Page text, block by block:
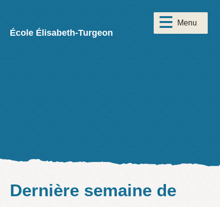
École Élisabeth-Turgeon
Dernière semaine de